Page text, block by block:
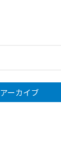
アーカイブ